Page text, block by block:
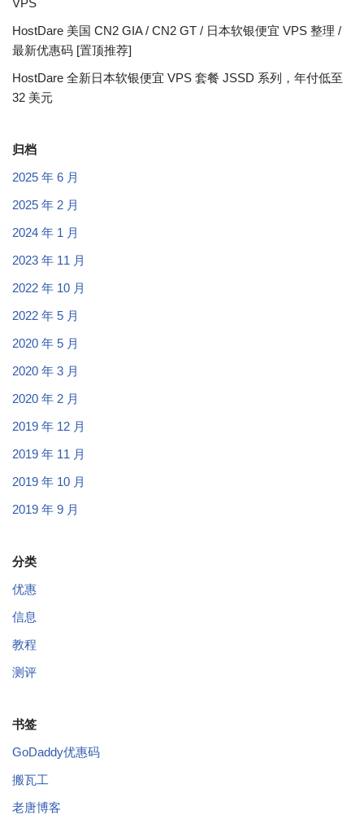
VPS
HostDare 美国 CN2 GIA / CN2 GT / 日本软银便宜 VPS 整理 /
最新优惠码 [置顶推荐]
HostDare 全新日本软银便宜 VPS 套餐 JSSD 系列，年付低至
32 美元
归档
2025 年 6 月
2025 年 2 月
2024 年 1 月
2023 年 11 月
2022 年 10 月
2022 年 5 月
2020 年 5 月
2020 年 3 月
2020 年 2 月
2019 年 12 月
2019 年 11 月
2019 年 10 月
2019 年 9 月
分类
优惠
信息
教程
测评
书签
GoDaddy优惠码
搬瓦工
老唐博客